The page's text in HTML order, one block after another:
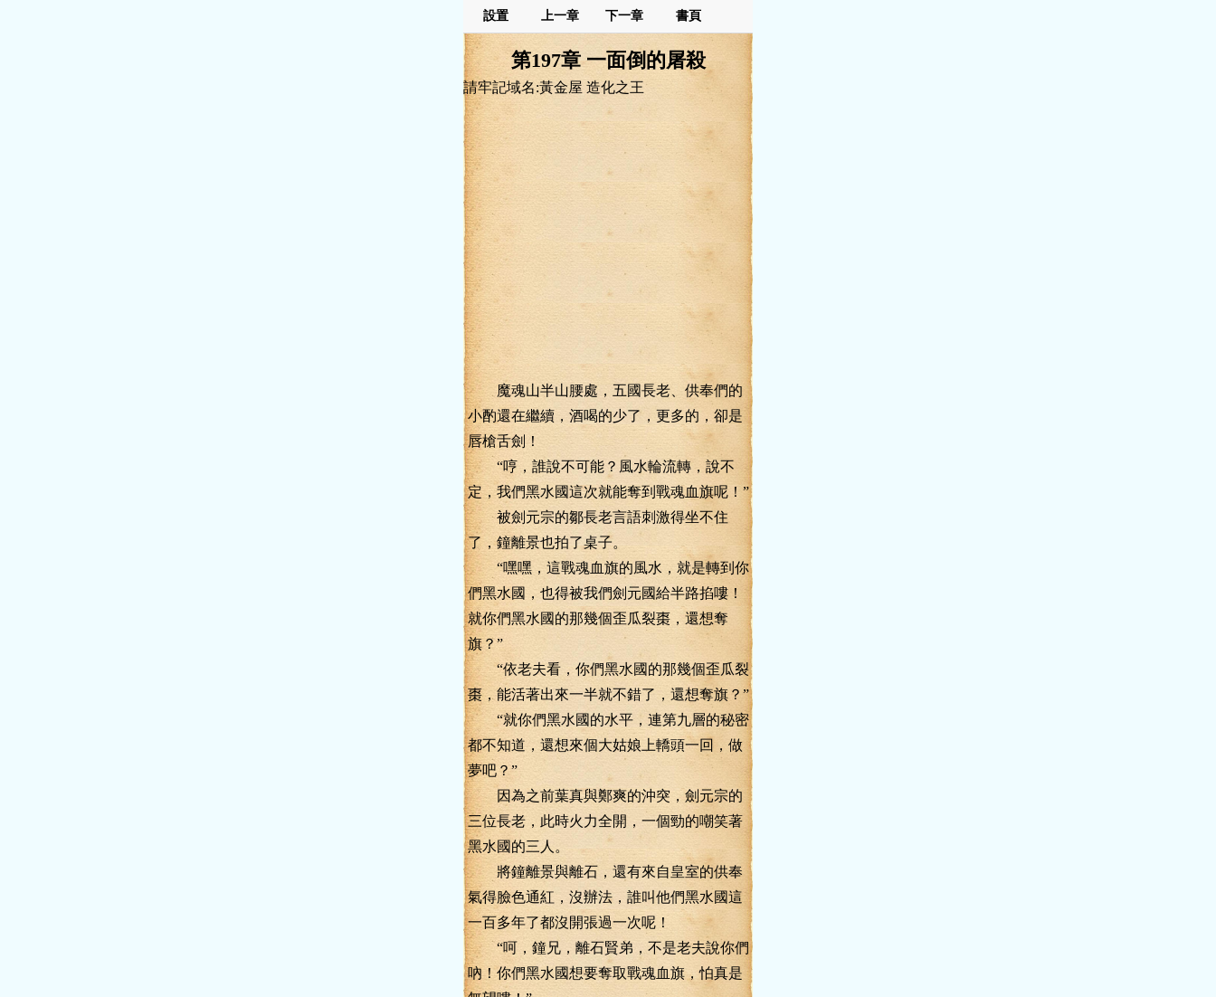
設置 上一章 下一章 書頁
第197章 一面倒的屠殺
請牢記域名:黃金屋 造化之王
魔魂山半山腰處，五國長老、供奉們的
小酌還在繼續，酒喝的少了，更多的，卻是
唇槍舌劍！
“哼，誰說不可能？風水輪流轉，說不
定，我們黑水國這次就能奪到戰魂血旗呢！”
被劍元宗的鄒長老言語刺激得坐不住
了，鐘離景也拍了桌子。
“嘿嘿，這戰魂血旗的風水，就是轉到你
們黑水國，也得被我們劍元國給半路掐嘍！
就你們黑水國的那幾個歪瓜裂棗，還想奪
旗？”
“依老夫看，你們黑水國的那幾個歪瓜裂
棗，能活著出來一半就不錯了，還想奪旗？”
“就你們黑水國的水平，連第九層的秘密
都不知道，還想來個大姑娘上轎頭一回，做
夢吧？”
因為之前葉真與鄭爽的沖突，劍元宗的
三位長老，此時火力全開，一個勁的嘲笑著
黑水國的三人。
將鐘離景與離石，還有來自皇室的供奉
氣得臉色通紅，沒辦法，誰叫他們黑水國這
一百多年了都沒開張過一次呢！
“呵，鐘兄，離石賢弟，不是老夫說你們
吶！你們黑水國想要奪取戰魂血旗，怕真是